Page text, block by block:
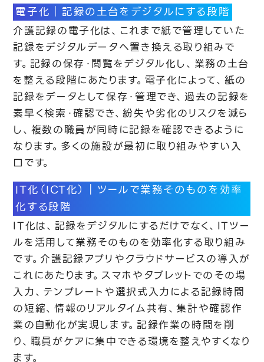
電子化｜記録の土台をデジタルにする段階
介護記録の電子化は、これまで紙で管理していた
記録をデジタルデータへ置き換える取り組みで
す。記録の保存・閲覧をデジタル化し、業務の土台
を整える段階にあたります。電子化によって、紙の
記録をデータとして保存・管理でき、過去の記録を
素早く検索・確認でき、紛失や劣化のリスクを減ら
し、複数の職員が同時に記録を確認できるように
なります。多くの施設が最初に取り組みやすい入
口です。
IT化（ICT化）｜ツールで業務そのものを効率
化する段階
IT化は、記録をデジタルにするだけでなく、ITツー
ルを活用して業務そのものを効率化する取り組み
です。介護記録アプリやクラウドサービスの導入が
これにあたります。スマホやタブレットでのその場
入力、テンプレートや選択式入力による記録時間
の短縮、情報のリアルタイム共有、集計や確認作
業の自動化が実現します。記録作業の時間を削
り、職員がケアに集中できる環境を整えやすくなり
ます。